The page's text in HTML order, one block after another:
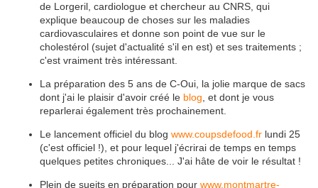
de Lorgeril, cardiologue et chercheur au CNRS, qui
explique beaucoup de choses sur les maladies
cardiovasculaires et donne son point de vue sur le
cholestérol (sujet d'actualité s'il en est) et ses traitements ;
c'est vraiment très intéressant.
La préparation des 5 ans de C-Oui, la jolie marque de sacs
dont j'ai le plaisir d'avoir créé le blog , et dont je vous
reparlerai également très prochainement.
Le lancement officiel du blog www.coupsdefood.fr lundi 25
(c'est officiel !), et pour lequel j'écrirai de temps en temps
quelques petites chroniques... J'ai hâte de voir le résultat !
Plein de suejts en préparation pour www.montmartre-